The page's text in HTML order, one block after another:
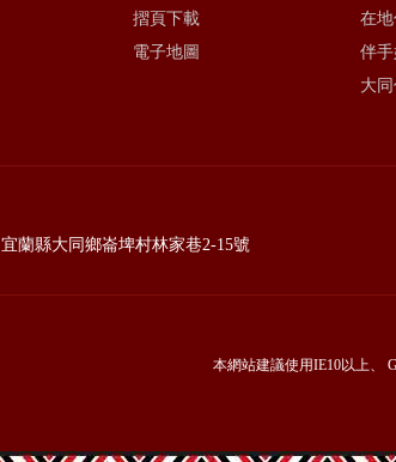
摺頁下載
電子地圖
在
伴
大
宜蘭縣大同鄉崙埤村林家巷2-15號
本網站建議使用IE10以上、